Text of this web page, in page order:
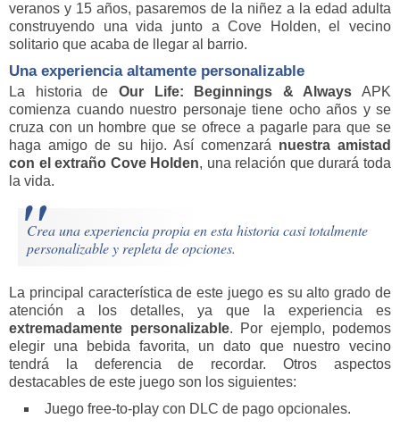
veranos y 15 años, pasaremos de la niñez a la edad adulta
construyendo una vida junto a Cove Holden, el vecino
solitario que acaba de llegar al barrio.
Una experiencia altamente personalizable
La historia de Our Life: Beginnings & Always APK
comienza cuando nuestro personaje tiene ocho años y se
cruza con un hombre que se ofrece a pagarle para que se
haga amigo de su hijo. Así comenzará nuestra amistad
con el extraño Cove Holden, una relación que durará toda
la vida.
Crea una experiencia propia en esta historia casi totalmente
personalizable y repleta de opciones.
La principal característica de este juego es su alto grado de
atención a los detalles, ya que la experiencia es
extremadamente personalizable. Por ejemplo, podemos
elegir una bebida favorita, un dato que nuestro vecino
tendrá la deferencia de recordar. Otros aspectos
destacables de este juego son los siguientes:
Juego free-to-play con DLC de pago opcionales.